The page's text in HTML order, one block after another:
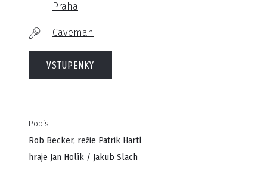
Praha
Caveman
VSTUPENKY
Popis
Rob Becker, režie Patrik Hartl
hraje Jan Holík / Jakub Slach